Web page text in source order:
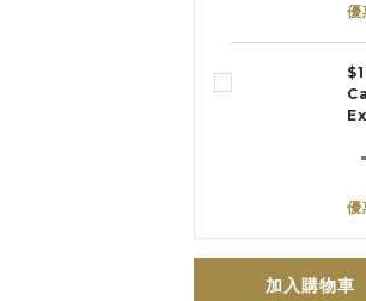
加入購物車